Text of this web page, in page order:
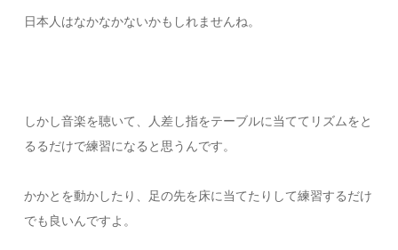
日本人はなかなかないかもしれませんね。
しかし音楽を聴いて、人差し指をテーブルに当ててリズムをと
るるだけで練習になると思うんです。
かかとを動かしたり、足の先を床に当てたりして練習するだけ
でも良いんですよ。